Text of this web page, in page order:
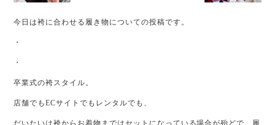
今日は袴に合わせる 履き物についての投稿です。
・
・
卒業式の袴スタイル。
店舗でもECサイトでもレンタルでも、
だいたいは袴からお着物まではセットになっている場合が殆どで、 履